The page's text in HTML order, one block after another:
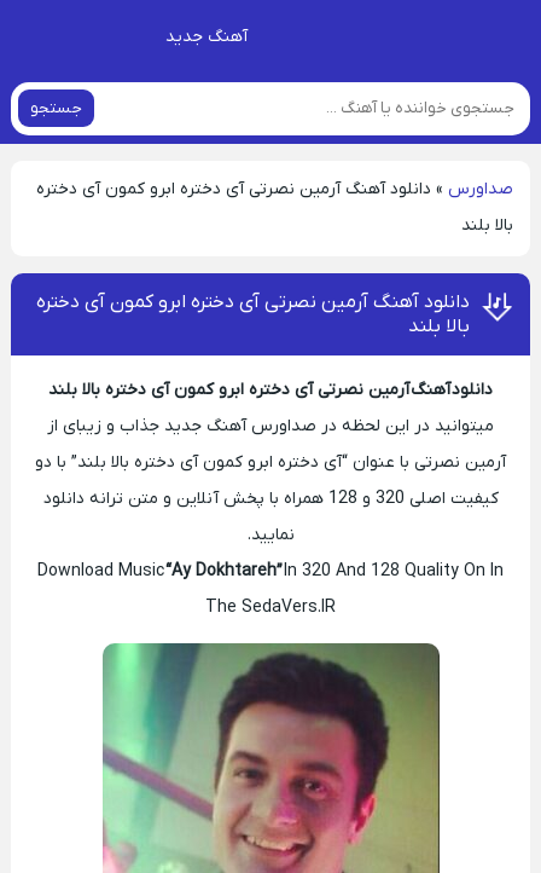
آهنگ جدید
جستجو
صداورس » دانلود آهنگ آرمین نصرتی آی دختره ابرو کمون آی دختره
بالا بلند
دانلود آهنگ آرمین نصرتی آی دختره ابرو کمون آی دختره
بالا بلند
دانلود آهنگ آرمین نصرتی آی دختره ابرو کمون آی دختره بالا بلند
میتوانید در این لحظه در صداورس آهنگ جدید جذاب و زیبای از
آرمین نصرتی با عنوان “آی دختره ابرو کمون آی دختره بالا بلند” با دو
کیفیت اصلی 320 و 128 همراه با پخش آنلاین و متن ترانه دانلود
نمایید.
Download Music“Ay Dokhtareh”In 320 And 128 Quality On In
The SedaVers.IR